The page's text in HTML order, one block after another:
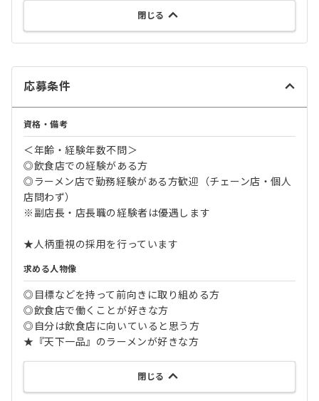
閉じる
応募条件
資格・備考
＜年齢・経験年数不問＞
◎飲食店での経験がある方
◎ラーメン店で勤務経験がある方歓迎（チェーン店・個人
店問わず）
※副店長・店長職の経験者は優遇します
★人柄重視の採用を行っています
求める人物像
◎目標などを持って前向きに取り組める方
◎飲食店で働くことが好きな方
◎自分は飲食店に向いていると思う方
★『天下一品』のラーメンが好きな方
閉じる